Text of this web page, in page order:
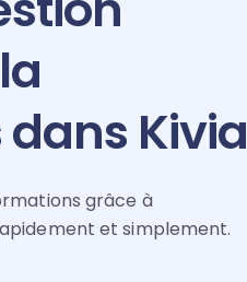
Kivia
grâce à
et simplement.